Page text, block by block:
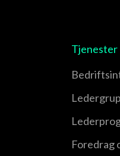
Tjenester
Foredrag